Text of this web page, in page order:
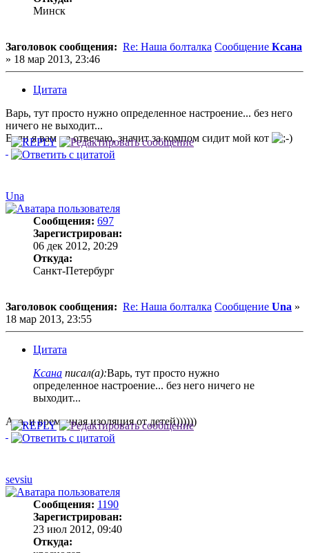
Минск
Заголовок сообщения: Re: Наша болталка Сообщение Ксана
» 18 мар 2013, 23:46
Цитата
Варь, тут просто нужно определенное настроение... без него
ничего не выходит...
Если я вам не отвечаю, значит за компом сидит мой кот
Una
Сообщения: 697
Зарегистрирован:
06 дек 2012, 20:29
Откуда:
Санкт-Петербург
Заголовок сообщения: Re: Наша болталка Сообщение Una »
18 мар 2013, 23:55
Цитата
Ксана писал(а):Варь, тут просто нужно
определенное настроение... без него ничего не
выходит...
Ага, и временная изоляция от детей))))))
sevsiu
Сообщения: 1190
Зарегистрирован:
23 июл 2012, 09:40
Откуда: